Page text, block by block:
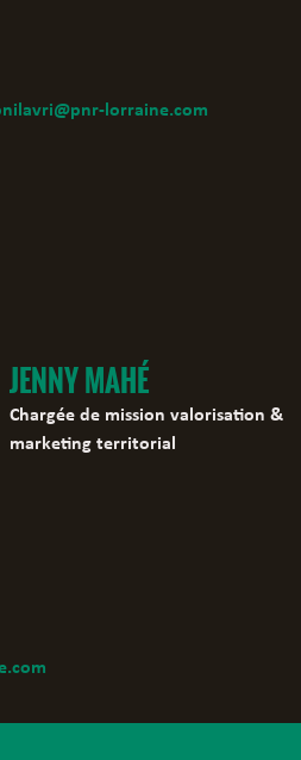
lorraine.com
JENNY MAHÉ
Chargée de mission valorisation &
marketing territorial